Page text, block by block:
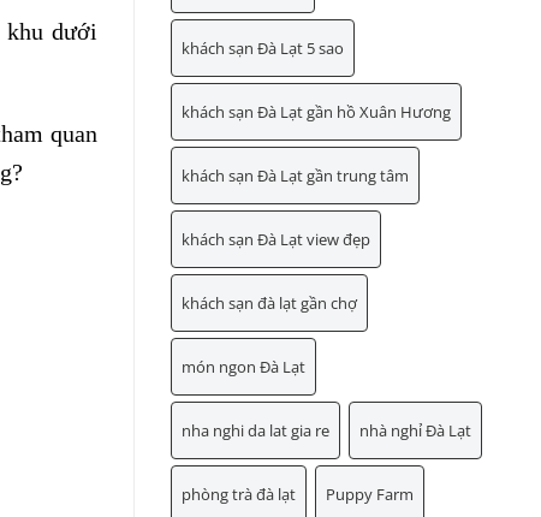
khu dưới
quan
khách sạn Đà Lạt 5 sao
khách sạn Đà Lạt gần hồ Xuân Hương
khách sạn Đà Lạt gần trung tâm
khách sạn Đà Lạt view đẹp
khách sạn đà lạt gần chợ
món ngon Đà Lạt
nha nghi da lat gia re nhà nghỉ Đà Lạt
phòng trà đà lạt Puppy Farm